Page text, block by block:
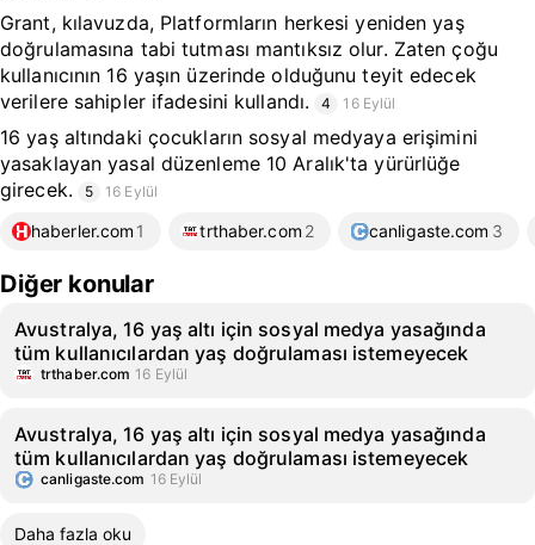
Grant, kılavuzda, Platformların herkesi yeniden yaş
doğrulamasına tabi tutması mantıksız olur. Zaten çoğu
kullanıcının 16 yaşın üzerinde olduğunu teyit edecek
verilere sahipler ifadesini kullandı.
4 16 Eylül
16 yaş altındaki çocukların sosyal medyaya erişimini
yasaklayan yasal düzenleme 10 Aralık'ta yürürlüğe
girecek.
5 16 Eylül
haberler.com 1 trthaber.com 2 canligaste.com 3
Diğer konular
Avustralya, 16 yaş altı için sosyal medya yasağında
tüm kullanıcılardan yaş doğrulaması istemeyecek
trthaber.com 16 Eylül
Avustralya, 16 yaş altı için sosyal medya yasağında
tüm kullanıcılardan yaş doğrulaması istemeyecek
canligaste.com 16 Eylül
Daha fazla oku